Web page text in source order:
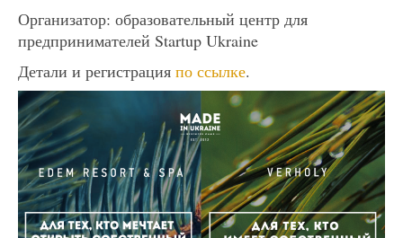
Организатор: образовательный центр для
предпринимателей Startup Ukraine
Детали и регистрация по ссылке.